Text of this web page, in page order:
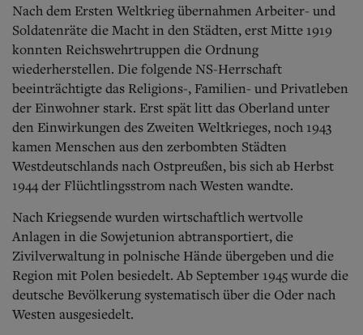
Nach dem Ersten Weltkrieg übernahmen Arbeiter- und
Soldatenräte die Macht in den Städten, erst Mitte 1919
konnten Reichswehrtruppen die Ordnung
wiederherstellen. Die folgende NS-Herrschaft
beeinträchtigte das Religions-, Familien- und Privatleben
der Einwohner stark. Erst spät litt das Oberland unter
den Einwirkungen des Zweiten Weltkrieges, noch 1943
kamen Menschen aus den zerbombten Städten
Westdeutschlands nach Ostpreußen, bis sich ab Herbst
1944 der Flüchtlingsstrom nach Westen wandte.
Nach Kriegsende wurden wirtschaftlich wertvolle
Anlagen in die Sowjetunion abtransportiert, die
Zivilverwaltung in polnische Hände übergeben und die
Region mit Polen besiedelt. Ab September 1945 wurde die
deutsche Bevölkerung systematisch über die Oder nach
Westen ausgesiedelt.